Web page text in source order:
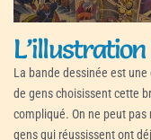
La bande dessinée est
de gens choisissent cette
compliqué. On ne peut
gens qui réussissent ont